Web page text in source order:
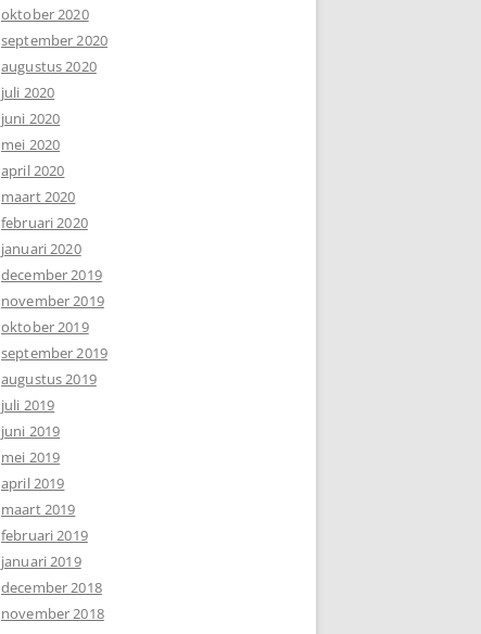
oktober 2020
september 2020
augustus 2020
juli 2020
juni 2020
mei 2020
april 2020
maart 2020
februari 2020
januari 2020
december 2019
november 2019
oktober 2019
september 2019
augustus 2019
juli 2019
juni 2019
mei 2019
april 2019
maart 2019
februari 2019
januari 2019
december 2018
november 2018